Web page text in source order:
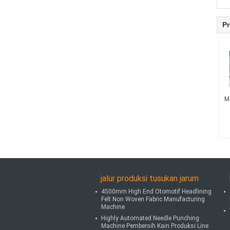
jalur produksi tusukan jarum
4500mm High End Otomotif Headlining
Felt Non Woven Fabric Manufacturing
Machine
Highly Automated Needle Punching
Machine Pembersih Kain Produksi Line